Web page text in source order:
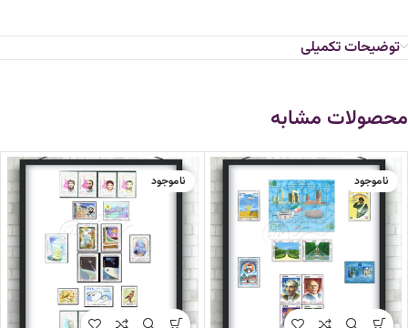
توضیحات تکمیلی
محصولات مشابه
ناموجود ناموجود